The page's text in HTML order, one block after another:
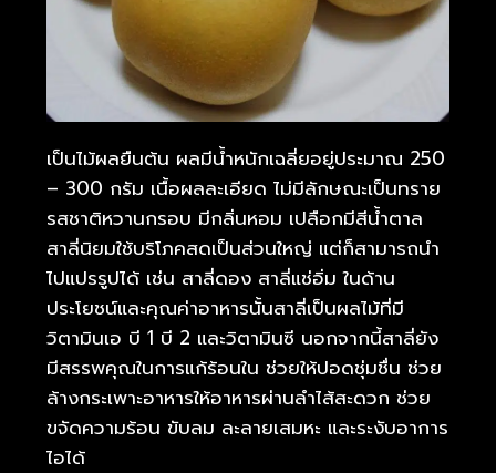
เป็นไม้ผลยืนต้น ผลมีน้ำหนักเฉลี่ยอยู่ประมาณ 250
– 300 กรัม เนื้อผลละเอียด ไม่มีลักษณะเป็นทราย
รสชาติหวานกรอบ มีกลิ่นหอม เปลือกมีสีน้ำตาล
สาลี่นิยมใช้บริโภคสดเป็นส่วนใหญ่ แต่ก็สามารถนำ
ไปแปรรูปได้ เช่น สาลี่ดอง สาลี่แช่อิ่ม ในด้าน
ประโยชน์และคุณค่าอาหารนั้นสาลี่เป็นผลไม้ที่มี
วิตามินเอ บี 1 บี 2 และวิตามินซี นอกจากนี้สาลี่ยัง
มีสรรพคุณในการแก้ร้อนใน ช่วยให้ปอดชุ่มชื่น ช่วย
ล้างกระเพาะอาหารให้อาหารผ่านลำไส้สะดวก ช่วย
ขจัดความร้อน ขับลม ละลายเสมหะ และระงับอาการ
ไอได้